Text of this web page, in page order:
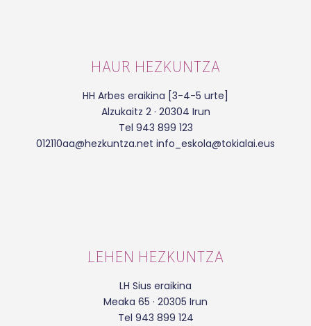
HAUR HEZKUNTZA
HH Arbes eraikina [3-4-5 urte]
Alzukaitz 2 · 20304 Irun
Tel 943 899 123
012110aa@hezkuntza.net info_eskola@tokialai.eus
LEHEN HEZKUNTZA
LH Sius eraikina
Meaka 65 · 20305 Irun
Tel 943 899 124